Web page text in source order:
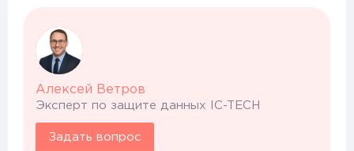
Алексей Ветров
Эксперт по защите данных IC-TECH
Задать вопрос